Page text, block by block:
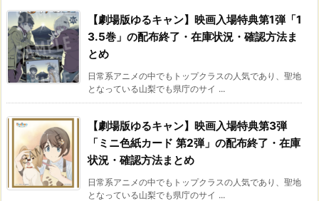
【劇場版ゆるキャン】映画入場特典第1弾「1
3.5巻」の配布終了・在庫状況・確認方法ま
とめ
日常系アニメの中でもトップクラスの人気であり、聖地
となっている山梨でも県庁のサイ ...
【劇場版ゆるキャン】映画入場特典第3弾
「ミニ色紙カード 第2弾」の配布終了・在庫
状況・確認方法まとめ
日常系アニメの中でもトップクラスの人気であり、聖地
となっている山梨でも県庁のサイ ...